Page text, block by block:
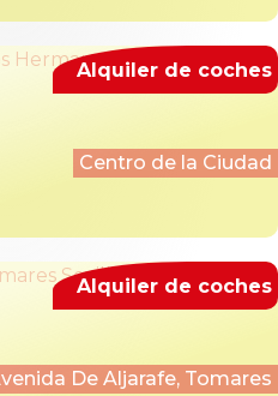
Centro de la Ciudad
Alquiler de coches
De Aljarafe, Tomares
Alquiler de coches